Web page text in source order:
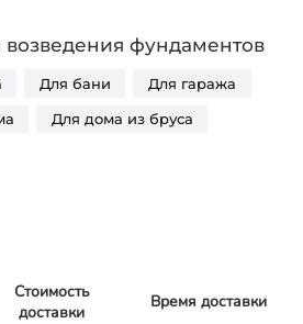
фундаментов
Для бани Для гаража
Для дома из бруса
Стоимость
доставки
Время доставки